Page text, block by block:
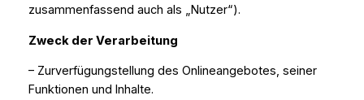
zusammenfassend auch als „Nutzer“).
Zweck der Verarbeitung
– Zurverfügungstellung des Onlineangebotes, seiner
Funktionen und Inhalte.